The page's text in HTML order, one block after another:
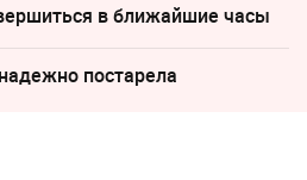
в ближайшие часы
постарела